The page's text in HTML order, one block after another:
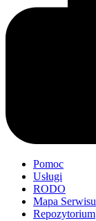
Pomoc
Usługi
RODO
Mapa Serwisu
Repozytorium